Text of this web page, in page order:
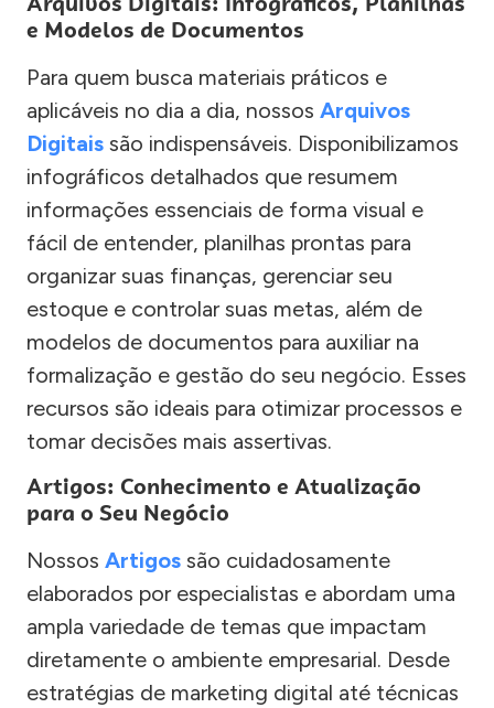
e Modelos de Documentos
Para quem busca materiais práticos e
aplicáveis no dia a dia, nossos Arquivos
Digitais são indispensáveis. Disponibilizamos
infográficos detalhados que resumem
informações essenciais de forma visual e
fácil de entender, planilhas prontas para
organizar suas finanças, gerenciar seu
estoque e controlar suas metas, além de
modelos de documentos para auxiliar na
formalização e gestão do seu negócio. Esses
recursos são ideais para otimizar processos e
tomar decisões mais assertivas.
Artigos: Conhecimento e Atualização
para o Seu Negócio
Nossos Artigos são cuidadosamente
elaborados por especialistas e abordam uma
ampla variedade de temas que impactam
diretamente o ambiente empresarial. Desde
estratégias de marketing digital até técnicas